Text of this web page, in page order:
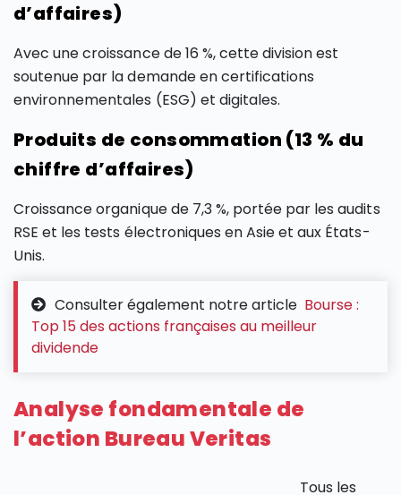
d’affaires)
Avec une croissance de 16 %, cette division est
soutenue par la demande en certifications
environnementales (ESG) et digitales.
Produits de consommation (13 % du
chiffre d’affaires)
Croissance organique de 7,3 %, portée par les audits
RSE et les tests électroniques en Asie et aux États-
Unis.
Consulter également notre article Bourse :
Top 15 des actions françaises au meilleur
dividende
Analyse fondamentale de
l’action Bureau Veritas
Tous les